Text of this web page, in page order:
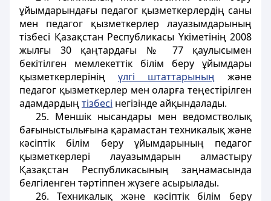
ұйымдарындағы педагог қызметкерлердің саны
мен педагог қызметкерлер лауазымдарының
тізбесі Қазақстан Республикасы Үкіметінің 2008
жылғы 30 қаңтардағы № 77 қаулысымен
бекітілген мемлекеттік білім беру ұйымдары
қызметкерлерінің үлгі штаттарының және
педагог қызметкерлер мен оларға теңестірілген
адамдардыңтізбесі негізінде айқындалады.
25. Меншік нысандары мен ведомстволық
бағыныстылығына қарамастан техникалық және
кәсіптік білім беру ұйымдарының педагог
қызметкерлері лауазымдарын алмастыру
Қазақстан Республикасының заңнамасында
белгіленген тәртіппен жүзеге асырылады.
26. Техникалық және кәсіптік білім беру